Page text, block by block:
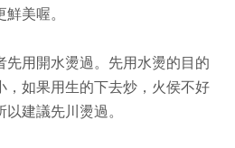
美喔。
用開水燙過。先用水燙的目的
，如果用生的下去炒，火侯不好
建議先川燙過。